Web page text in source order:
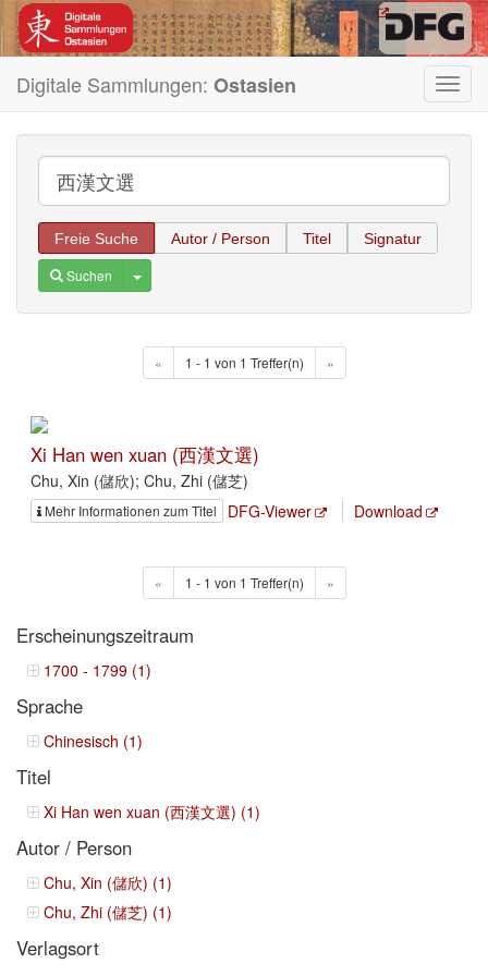
Digitale Sammlungen: Ostasien
Freie Suche Autor / Person Titel Signatur
Suchen Toggle Dropdown
« 1 - 1 von 1 Treffer(n) »
Xi Han wen xuan (西漢文選)
Chu, Xin (儲欣); Chu, Zhi (儲芝)
Mehr Informationen zum Titel DFG-Viewer Download
« 1 - 1 von 1 Treffer(n) »
Erscheinungszeitraum
1700 - 1799 (1)
Sprache
Chinesisch (1)
Titel
Xi Han wen xuan (西漢文選) (1)
Autor / Person
Chu, Xin (儲欣) (1)
Chu, Zhi (儲芝) (1)
Verlagsort